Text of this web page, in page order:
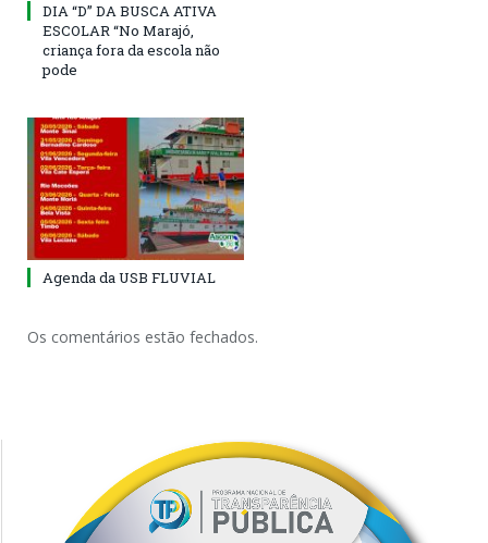
DIA “D” DA BUSCA ATIVA
ESCOLAR “No Marajó,
criança fora da escola não
pode
Agenda da USB FLUVIAL
Os comentários estão fechados.